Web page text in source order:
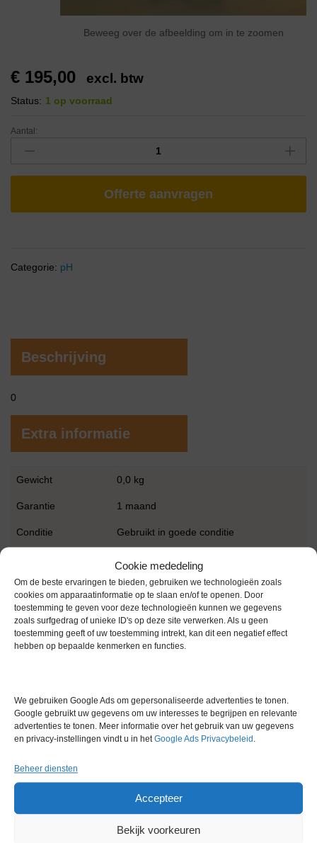
Cookie mededeling
Om de beste ervaringen te bieden, gebruiken we technologieën zoals
cookies om apparaatinformatie op te slaan en/of te openen. Door
toestemming te geven voor deze technologieën kunnen we gegevens
zoals surfgedrag of unieke ID's op deze site verwerken. Als u geen
toestemming geeft of uw toestemming intrekt, kan dit een negatief effect
hebben op bepaalde kenmerken en functies.
We gebruiken Google Ads om gepersonaliseerde advertenties te tonen.
Google gebruikt uw gegevens om uw interesses te begrijpen en relevante
advertenties te tonen. Meer informatie over het gebruik van uw gegevens
en privacy-instellingen vindt u in hetGoogle Ads Privacybeleid .
Beheer diensten
Accepteer
Bekijk voorkeuren
Beweeg over de afbeelding om in te zoomen
€ 195,00 excl. btw
Status: 1 op voorraad
Aantal:
Offerte aanvragen
Categorie: pH
Beschrijving
0
Extra informatie
Gewicht 0,0 kg
Garantie 1 maand
Conditie Gebruikt in goede conditie
Gerelateerde producten
Gereserveerd
Fisherbrand Accumet Basic pH
Meter
LM 16622